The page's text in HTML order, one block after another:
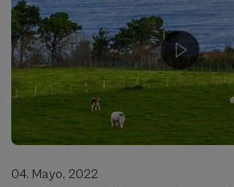
04. Mayo, 2022